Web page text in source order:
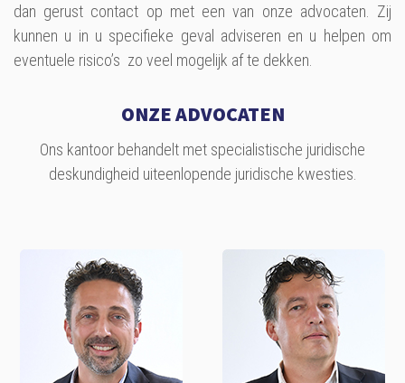
dan gerust contact op met een van onze advocaten. Zij
kunnen u in u specifieke geval adviseren en u helpen om
eventuele risico’s zo veel mogelijk af te dekken.
ONZE ADVOCATEN
Ons kantoor behandelt met specialistische juridische
deskundigheid uiteenlopende juridische kwesties.